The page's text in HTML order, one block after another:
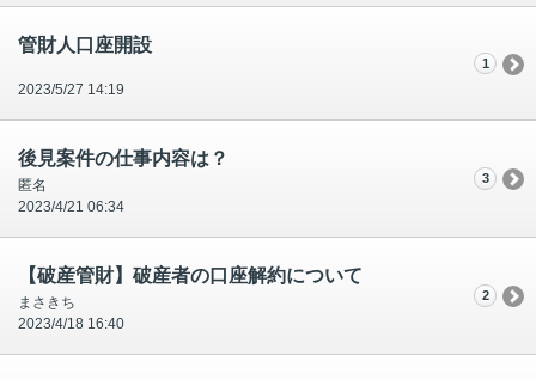
管財人口座開設
2023/5/27 14:19
1
後見案件の仕事内容は？
匿名
2023/4/21 06:34
3
【破産管財】破産者の口座解約について
まさきち
2023/4/18 16:40
2